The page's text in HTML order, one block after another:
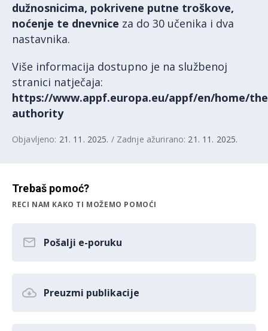
dužnosnicima, pokrivene putne troškove,
noćenje te dnevnice za do 30 učenika i dva
nastavnika.
Više informacija dostupno je na službenoj
stranici natječaja:
https://www.appf.europa.eu/appf/en/home/
authority
Objavljeno: 21. 11. 2025. / Zadnje ažurirano: 21. 11. 2025.
Trebaš pomoć?
RECI NAM KAKO TI MOŽEMO POMOĆI
Pošalji e-poruku
Preuzmi publikacije